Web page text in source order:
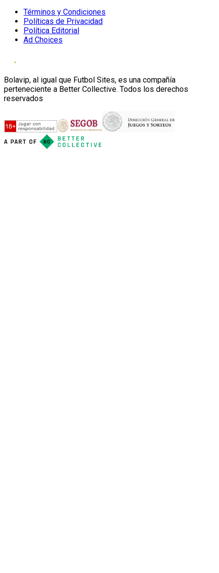
Términos y Condiciones
Políticas de Privacidad
Política Editorial
Ad Choices
Bolavip, al igual que Futbol Sites, es una compañía
perteneciente a Better Collective. Todos los derechos
reservados